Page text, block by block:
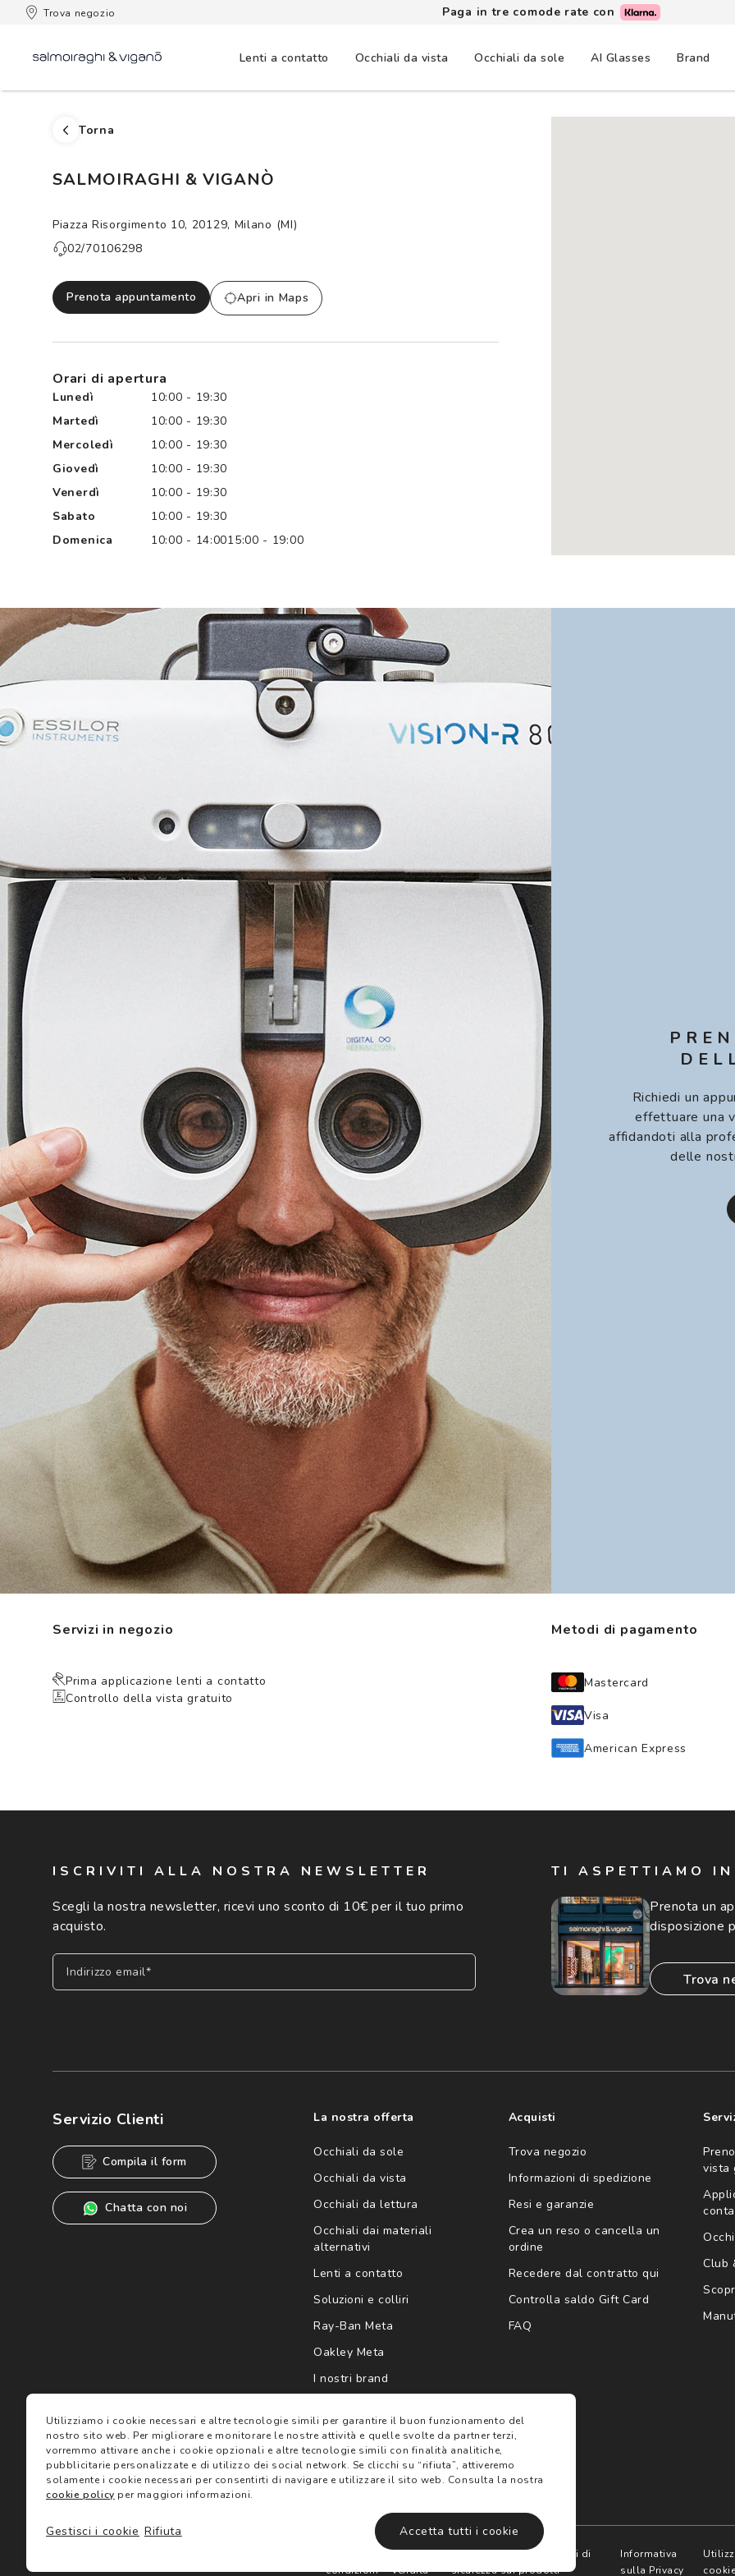
Trova negozio Paga in tre comode rate con
Lenti a contatto Occhiali da vista Occhiali da sole AI Glasses Brand
Torna
SALMOIRAGHI & VIGANÒ
Piazza Risorgimento 10, 20129, Milano (MI)
02/70106298
Prenota appuntamento Apri in Maps
Orari di apertura
Lunedì
10:00 - 19:30
Martedì
10:00 - 19:30
Mercoledì
10:00 - 19:30
Giovedì
10:00 - 19:30
Venerdì
10:00 - 19:30
Sabato
10:00 - 19:30
Domenica
10:00 - 14:0015:00 - 19:00
Richiedi un
effettuare una
affidandoti alla
delle
Servizi in negozio
Prima applicazione lenti a contatto
Controllo della vista gratuito
Metodi di pagamento
Mastercard
Visa
American Express
ISCRIVITI ALLA NOSTRA NEWSLETTER
Scegli la nostra newsletter, ricevi uno sconto di 10€ per il tuo primo
acquisto.
Indirizzo email*
speciali, novità ed altre comunicazioni di carattere pubblicitario (consultare
Informativa sulla privacy
per ulteriori informazioni).
TI ASPETTIAMO IN
Prenota un
disposizione
trova
Servizio Clienti
Compila il form
Chatta con noi
La nostra offerta
Occhiali da sole
Occhiali da vista
Occhiali da lettura
Occhiali dai materiali
alternativi
Lenti a contatto
Soluzioni e colliri
Ray-Ban Meta
Oakley Meta
I nostri brand
Acquisti
Trova negozio
Informazioni di spedizione
Resi e garanzie
Crea un reso o cancella un
ordine
Recedere dal contratto qui
Controlla saldo Gift Card
FAQ
vista
Club
condizioni
Termini di
vendita
Avvertenze e informazioni di
sicurezza sui prodotti
Informativa
sulla Privacy
cookie
Utilizziamo i cookie necessari e altre tecnologie simili per garantire il buon funzionamento del
nostro sito web. Per migliorare e monitorare le nostre attività e quelle svolte da partner terzi,
vorremmo attivare anche i cookie opzionali e altre tecnologie simili con finalità analitiche,
pubblicitarie personalizzate e di utilizzo dei social network. Se clicchi su “rifiuta”, attiveremo
solamente i cookie necessari per consentirti di navigare e utilizzare il sito web. Consulta la nostra
cookie policy per maggiori informazioni.
Accetta tutti i cookie
Rifiuta
Gestisci i cookie